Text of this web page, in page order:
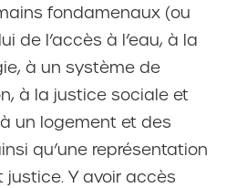
fondamenaux (ou
de l’accès à l’eau, à la
à un système de
à la justice sociale et
un logement et des
qu’une représentation
Y avoir accès